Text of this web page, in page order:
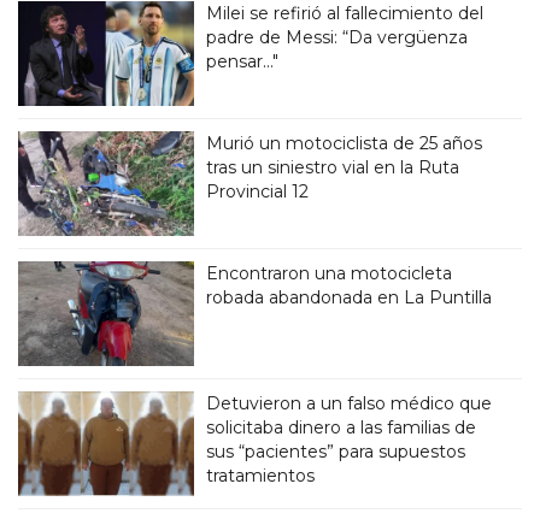
Milei se refirió al fallecimiento del
padre de Messi: “Da vergüenza
pensar..."
Murió un motociclista de 25 años
tras un siniestro vial en la Ruta
Provincial 12
Encontraron una motocicleta
robada abandonada en La Puntilla
Detuvieron a un falso médico que
solicitaba dinero a las familias de
sus “pacientes” para supuestos
tratamientos